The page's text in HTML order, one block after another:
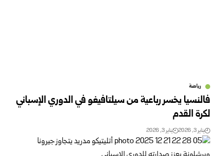
رياضة
فالنسيا يخسر رباعية من سيلتافيغو في الدوري الإسباني
لكرة القدم
يناير 3, 2026 يناير 3, 2026